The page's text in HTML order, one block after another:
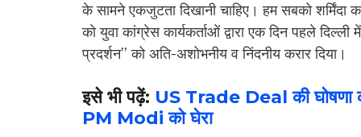
के सामने एकजुटता दिखानी चाहिए। हम सबको शर्मिंदा
को युवा कांग्रेस कार्यकर्ताओं द्वारा एक दिन पहले
प्रदर्शन’’ को अति-अशोभनीय व निंदनीय करार दिया।
इसे भी पढ़ें: US Trade Deal की घोषणा
PM Modi को घेरा